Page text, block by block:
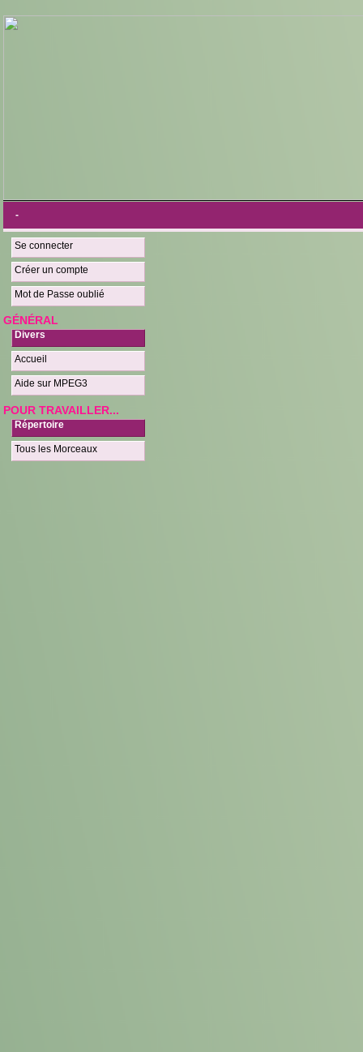
-
Se connecter
Créer un compte
Mot de Passe oublié
GÉNÉRAL
Divers
Accueil
Aide sur MPEG3
POUR TRAVAILLER...
Répertoire
Tous les Morceaux